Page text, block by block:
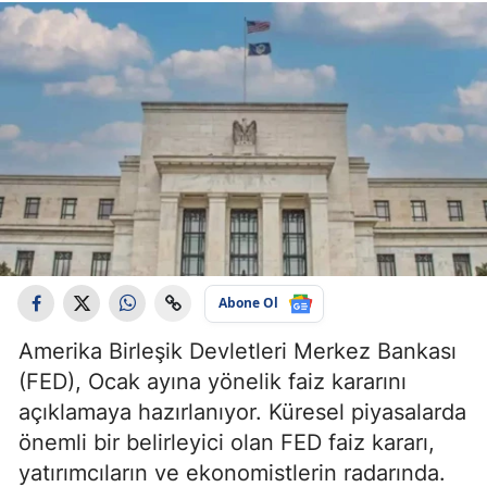
Abone Ol
Amerika Birleşik Devletleri Merkez Bankası
(FED), Ocak ayına yönelik faiz kararını
açıklamaya hazırlanıyor. Küresel piyasalarda
önemli bir belirleyici olan FED faiz kararı,
yatırımcıların ve ekonomistlerin radarında.